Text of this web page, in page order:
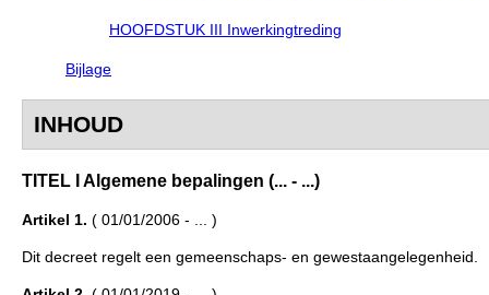
HOOFDSTUK III Inwerkingtreding
Bijlage
INHOUD
TITEL I Algemene bepalingen (... - ...)
Artikel 1. ( 01/01/2006 - ... )
Dit decreet regelt een gemeenschaps- en gewestaangelegenheid.